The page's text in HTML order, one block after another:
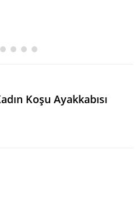
Koşu Ayakkabısı